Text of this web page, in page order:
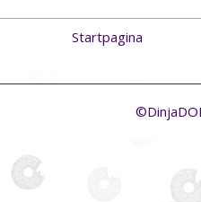
Startpagina